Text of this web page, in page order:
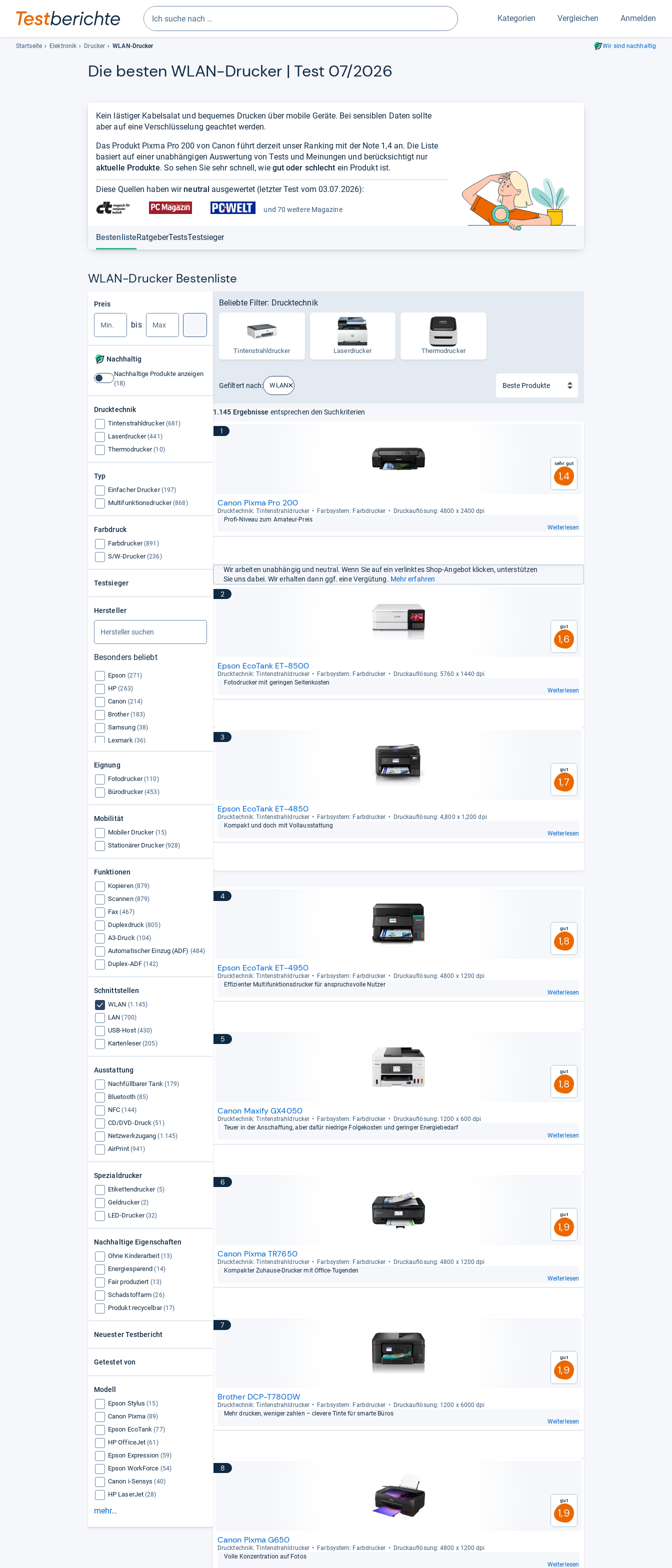
Suchen
Geben
Sie
drei
Zeichen
erscheinen
automatisch
lassen
sich
mit
den
Pfeiltasten
auswählen.
Kategorien Vergleichen Anmelden
Startseite Elektronik Drucker WLAN-Drucker Wir sind nachhaltig
Die bes­ten WLAN-​Dru­cker | Test 07/2026
Kein lästiger Kabelsalat und bequemes Drucken über mobile Geräte. Bei sensiblen Daten sollte
aber auf eine Verschlüsselung geachtet werden.
Das Produkt Pixma Pro 200 von Canon führt derzeit unser Ranking mit der Note 1,4 an. Die Liste
basiert auf einer unabhängigen Auswertung von Tests und Meinungen und berücksichtigt nur
aktuelle Produkte. So sehen Sie sehr schnell, wie gut oder schlecht ein Produkt ist.
Diese Quellen haben wir neutral ausgewertet (letzter Test vom 03.07.2026):
und 70 weitere Magazine
BestenlisteRatgeberTestsTestsieger
WLAN-Drucker Bestenliste
Preis
bis
Nachhaltig
Nachhaltige
Nachhaltige Produkte anzeigen
Drucktechnik
Tintenstrahldrucker (681)
Laserdrucker (441)
Thermodrucker (10)
Typ
Einfacher Drucker (197)
Multifunktionsdrucker (868)
Farbdruck
Farbdrucker (891)
S/W-Drucker (236)
Testsieger
Hersteller
Besonders beliebt
Epson (271)
HP (263)
Canon (214)
Brother (183)
Samsung (38)
Lexmark (36)
Xerox (34)
Ricoh
Kyocera (23)
Dell (13)
Oki (10)
Eignung
Fotodrucker (110)
Bürodrucker (453)
Mobilität
Mobiler Drucker (15)
Stationärer Drucker (928)
Funktionen
Kopieren (879)
Scannen (879)
Fax (467)
Duplexdruck (805)
A3-Druck (104)
Automatischer Einzug (ADF) (484)
Duplex-ADF (142)
Schnittstellen
WLAN (1.145)
LAN (700)
USB-Host (430)
Kartenleser (205)
Ausstattung
Nachfüllbarer Tank (179)
Bluetooth (85)
NFC (144)
CD/DVD-Druck (51)
Netzwerkzugang (1.145)
AirPrint (941)
Spezialdrucker
Etikettendrucker (5)
Geldrucker (2)
LED-Drucker (32)
Nachhaltige Eigenschaften
Ohne Kinderarbeit (13)
Energiesparend (14)
Fair produziert (13)
Schadstoffarm (26)
Produkt recycelbar (17)
Neuester Testbericht
Getestet von
Modell
Epson Stylus (15)
Canon Pixma (89)
Epson EcoTank (77)
HP OfficeJet (61)
Epson Expression (59)
Epson WorkForce (54)
Canon i-Sensys (40)
HP LaserJet (28)
mehr…
Beliebte Filter: Drucktechnik
Tin­ten­strahl­dru­cker Laser­dru­cker Ther­modru­cker
Gefiltert nach: WLAN
1.145 Ergebnisse entsprechen den Suchkriterien
1
Sehr gut
1,4
Canon Pixma Pro 200
Druck­tech­nik: Tin­ten­strahl­dru­cker Farb­sys­tem: Farb­dru­cker
Druck­auf­lö­sung: 4800 x 2400 dpi
Profi-​Niveau zum Ama­teur-​Preis
Weiterlesen
Wir arbeiten unabhängig und neutral. Wenn Sie auf ein verlinktes Shop-Angebot klicken, unterstützen
Sie uns dabei. Wir erhalten dann ggf. eine Vergütung. Mehr erfahren
2
Gut
1,6
Epson EcoTank ET-8500
Druck­tech­nik: Tin­ten­strahl­dru­cker Farb­sys­tem: Farb­dru­cker
Druck­auf­lö­sung: 5760 x 1440 dpi
Foto­dru­cker mit gerin­gen Sei­ten­kos­ten
Weiterlesen
3
Gut
1,7
Epson EcoTank ET-4850
Druck­tech­nik: Tin­ten­strahl­dru­cker Farb­sys­tem: Farb­dru­cker
Druck­auf­lö­sung: 4,800 x 1,200 dpi
Kom­pakt und doch mit Vollaus­stat­tung
Weiterlesen
4
Gut
1,8
Epson EcoTank ET-4950
Druck­tech­nik: Tin­ten­strahl­dru­cker Farb­sys­tem: Farb­dru­cker
Druck­auf­lö­sung: 4800 x 1200 dpi
Effi­zi­en­ter Mul­ti­funk­ti­ons­dru­cker für anspruchs­volle Nut­zer
Weiterlesen
5
Gut
1,8
Canon Maxify GX4050
Druck­tech­nik: Tin­ten­strahl­dru­cker Farb­sys­tem: Farb­dru­cker
Druck­auf­lö­sung: 1200 x 600 dpi
Teuer in der Anschaf­fung, aber dafür nied­rige Fol­ge­kos­ten und gerin­ger Ener­gie­be­darf
Weiterlesen
6
Gut
1,9
Canon Pixma TR7650
Druck­tech­nik: Tin­ten­strahl­dru­cker Farb­sys­tem: Farb­dru­cker
Druck­auf­lö­sung: 4800 x 1200 dpi
Kom­pak­ter Zuhause-​Dru­cker mit Office-​Tugen­den
Weiterlesen
7
Gut
1,9
Brother DCP-T780DW
Druck­tech­nik: Tin­ten­strahl­dru­cker Farb­sys­tem: Farb­dru­cker
Druck­auf­lö­sung: 1200 x 6000 dpi
Mehr dru­cken, weni­ger zah­len – cle­vere Tinte für smarte Büros
Weiterlesen
8
Gut
1,9
Canon Pixma G650
Druck­tech­nik: Tin­ten­strahl­dru­cker Farb­sys­tem: Farb­dru­cker
Druck­auf­lö­sung: 4800 x 1200 dpi
Volle Kon­zen­tra­tion auf Fotos
Weiterlesen